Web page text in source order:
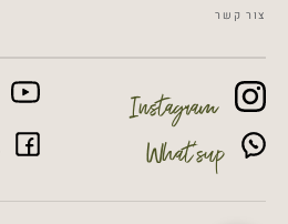
צור קשר
Instagram
What’sup